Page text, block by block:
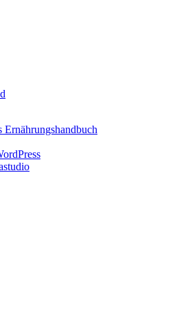
Ernährungshandbuch